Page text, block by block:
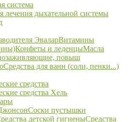
система
лечения дыхательной системы
ЭваларВитамины
Конфеты и леденцыМасла
повыш
Средства для ванн (соли, пенки...)
средства
средства Хель
Соски пустышки
детской гигиеныСредства